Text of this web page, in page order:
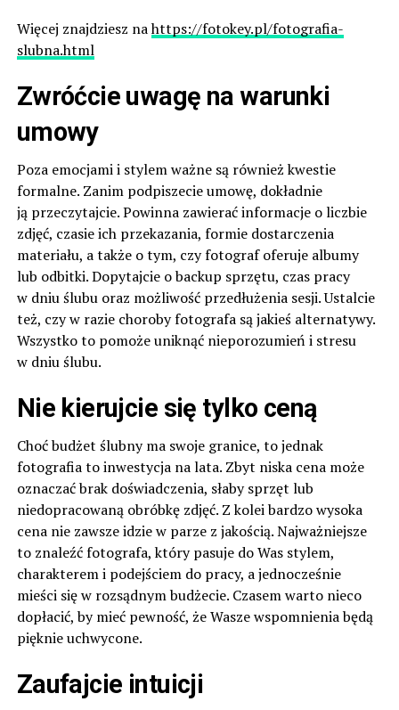
Więcej znajdziesz nahttps://fotokey.pl/fotografia-
slubna.html
Zwróćcie uwagę na warunki
umowy
Poza emocjami i stylem ważne są również kwestie
formalne. Zanim podpiszecie umowę, dokładnie
ją przeczytajcie. Powinna zawierać informacje o liczbie
zdjęć, czasie ich przekazania, formie dostarczenia
materiału, a także o tym, czy fotograf oferuje albumy
lub odbitki. Dopytajcie o backup sprzętu, czas pracy
w dniu ślubu oraz możliwość przedłużenia sesji. Ustalcie
też, czy w razie choroby fotografa są jakieś alternatywy.
Wszystko to pomoże uniknąć nieporozumień i stresu
w dniu ślubu.
Nie kierujcie się tylko ceną
Choć budżet ślubny ma swoje granice, to jednak
fotografia to inwestycja na lata. Zbyt niska cena może
oznaczać brak doświadczenia, słaby sprzęt lub
niedopracowaną obróbkę zdjęć. Z kolei bardzo wysoka
cena nie zawsze idzie w parze z jakością. Najważniejsze
to znaleźć fotografa, który pasuje do Was stylem,
charakterem i podejściem do pracy, a jednocześnie
mieści się w rozsądnym budżecie. Czasem warto nieco
dopłacić, by mieć pewność, że Wasze wspomnienia będą
pięknie uchwycone.
Zaufajcie intuicji